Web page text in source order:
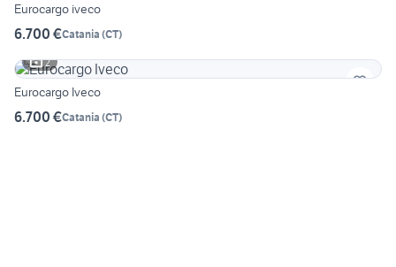
Eurocargo iveco
6.700 €Catania (CT)
2
Eurocargo Iveco
6.700 €Catania (CT)